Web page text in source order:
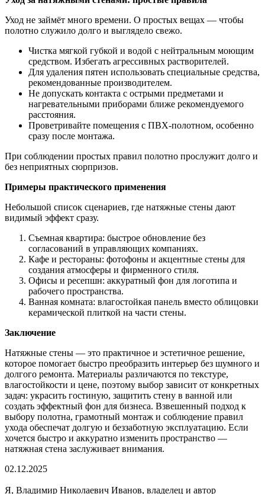
Уход не займёт много времени. О простых вещах — чтобы
полотно служило долго и выглядело свежо.
Чистка мягкой губкой и водой с нейтральным моющим
средством. Избегать агрессивных растворителей.
Для удаления пятен использовать специальные средства,
рекомендованные производителем.
Не допускать контакта с острыми предметами и
нагревательными приборами ближе рекомендуемого
расстояния.
Проветривайте помещения с ПВХ-полотном, особенно
сразу после монтажа.
При соблюдении простых правил полотно прослужит долго и
без неприятных сюрпризов.
Примеры практического применения
Небольшой список сценариев, где натяжные стены дают
видимый эффект сразу.
Съемная квартира: быстрое обновление без
согласований в управляющих компаниях.
Кафе и рестораны: фотофоны и акцентные стены для
создания атмосферы и фирменного стиля.
Офисы и ресепшн: аккуратный фон для логотипа и
рабочего пространства.
Ванная комната: влагостойкая панель вместо облицовки
керамической плиткой на части стены.
Заключение
Натяжные стены — это практичное и эстетичное решение,
которое помогает быстро преобразить интерьер без шумного и
долгого ремонта. Материалы различаются по текстуре,
влагостойкости и цене, поэтому выбор зависит от конкретных
задач: украсить гостиную, защитить стену в ванной или
создать эффектный фон для бизнеса. Взвешенный подход к
выбору полотна, грамотный монтаж и соблюдение правил
ухода обеспечат долгую и беззаботную эксплуатацию. Если
хочется быстро и аккуратно изменить пространство —
натяжная стена заслуживает внимания.
02.12.2025
Я, Владимир Николаевич Иванов, владелец и автор